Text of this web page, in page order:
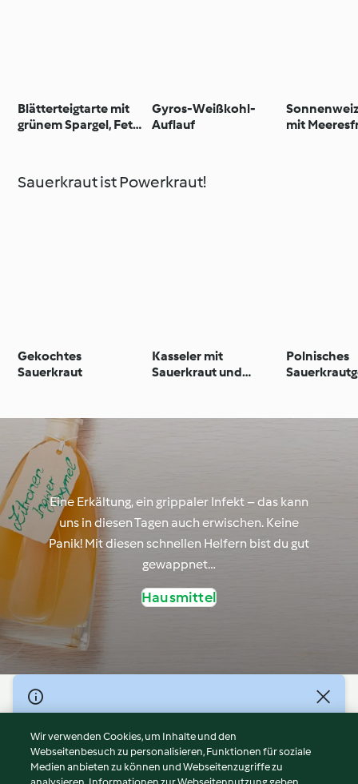
Blätterteigtarte mit
grünem Spargel, Feta
Gyros-Weißkohl-
Auflauf
mit
Sauerkraut ist Powerkraut!
Gekochtes
Sauerkraut
Kasseler mit
Sauerkraut und
Polnisches
Eine Erkältung, ein grippaler Infekt – das kann
uns in diesen Tagen auch erwischen. Keine
Panik! Mit diesen schnellen Helfern bist du gut
gewappnet…
Hausmittel
© Copyright 2026
Nutzungsbedingungen
Datenschutzrichtlinien
Disclaimer
Wir verwenden Cookies, um Inhalte und den
Webseitenbesuch zu personalisieren, Funktionen für soziale
Medien anbieten zu können und Webseitenzugriffe zu